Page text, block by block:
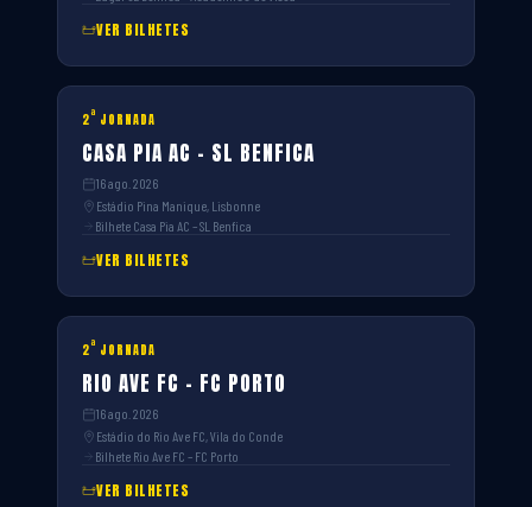
VER BILHETES
2ª JORNADA
CASA PIA AC – SL BENFICA
16 ago. 2026
Estádio Pina Manique, Lisbonne
Bilhete Casa Pia AC – SL Benfica
VER BILHETES
2ª JORNADA
RIO AVE FC – FC PORTO
16 ago. 2026
Estádio do Rio Ave FC, Vila do Conde
Bilhete Rio Ave FC – FC Porto
VER BILHETES